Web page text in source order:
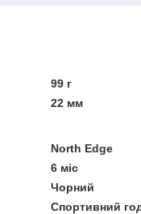
99 г
22 мм
North Edge
6 міс
Чорний
Спортивний